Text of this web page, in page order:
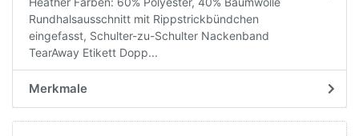
Rundhalsausschnitt mit Rippstrickbündchen
eingefasst, Schulter-zu-Schulter Nackenband
TearAway Etikett Dopp...
Merkmale